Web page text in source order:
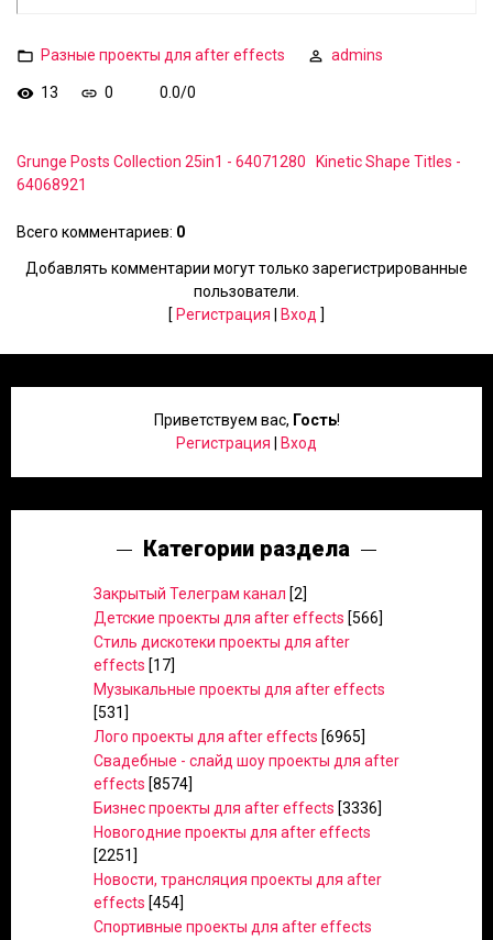
Разные проекты для after effects admins
13 0 0.0/0
Grunge Posts Collection 25in1 - 64071280
Kinetic Shape Titles -
64068921
Всего комментариев: 0
Добавлять комментарии могут только зарегистрированные
пользователи.
[ Регистрация Вход ]
Приветствуем вас, Гость!
Регистрация
Вход
Категории раздела
Закрытый Телеграм канал [2]
Детские проекты для after effects [566]
Стиль дискотеки проекты для after
effects [17]
Музыкальные проекты для after effects
[531]
Лого проекты для after effects [6965]
Свадебные - слайд шоу проекты для after
effects [8574]
Бизнес проекты для after effects [3336]
Новогодние проекты для after effects
[2251]
Новости, трансляция проекты для after
effects [454]
Спортивные проекты для after effects